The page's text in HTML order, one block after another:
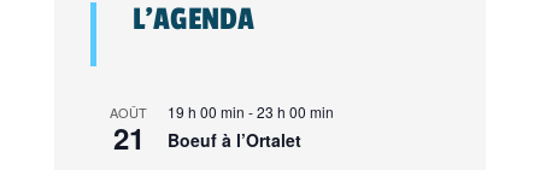
L’AGENDA
AOÛT
21
19 h 00 min -23 h 00 min
Boeuf à l’Ortalet